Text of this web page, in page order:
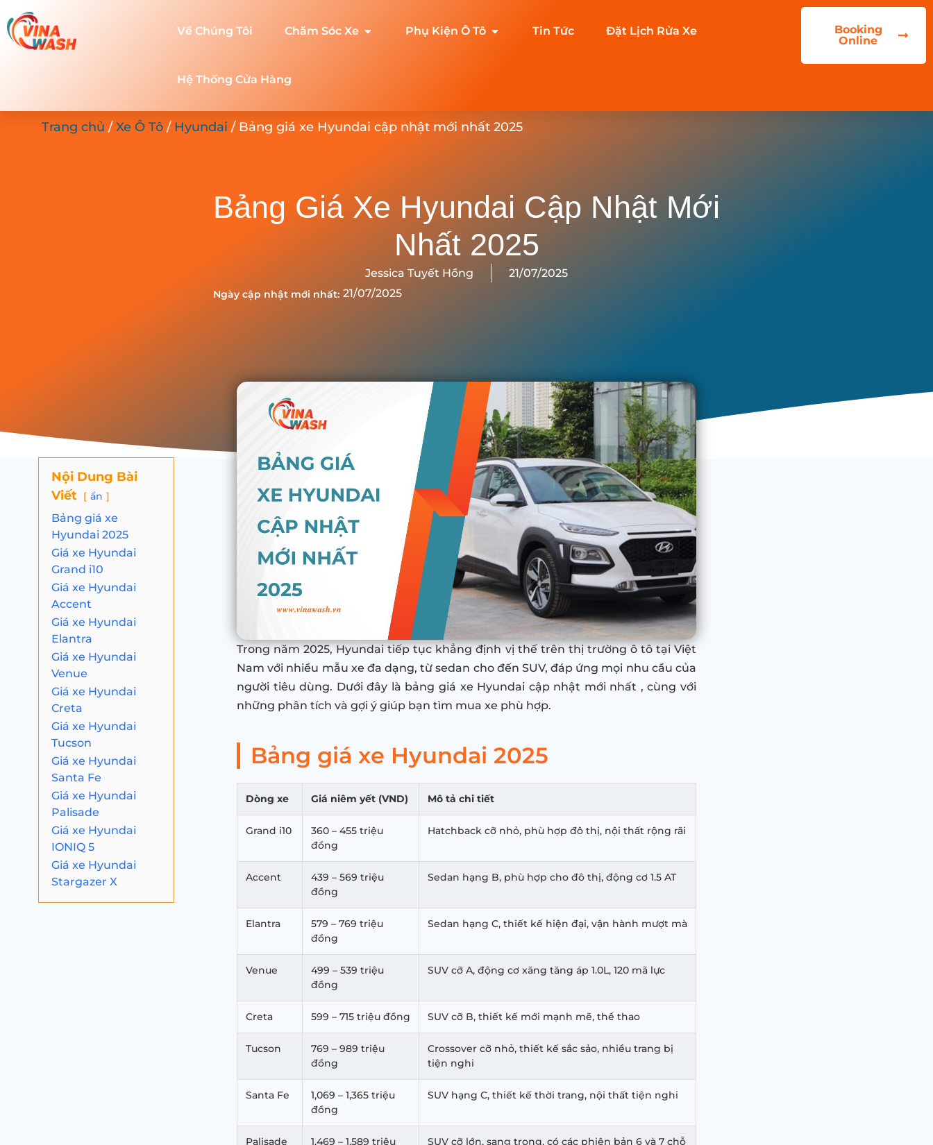
Về Chúng Tôi Chăm Sóc Xe Phụ Kiện Ô Tô Tin Tức Đặt Lịch Rửa Xe
Hệ Thống Cửa Hàng
Booking
Online
Trang chủ /Xe Ô Tô / Hyundai / Bảng giá xe Hyundai cập nhật mới nhất 2025
Bảng Giá Xe Hyundai Cập Nhật Mới
Nhất 2025
Jessica Tuyết Hồng 21/07/2025
Ngày cập nhật mới nhất: 21/07/2025
Nội Dung Bài
Viết
ẩn
Bảng giá xe
Hyundai 2025
Giá xe Hyundai
Grand i10
Giá xe Hyundai
Accent
Giá xe Hyundai
Elantra
Giá xe Hyundai
Venue
Giá xe Hyundai
Creta
Giá xe Hyundai
Tucson
Giá xe Hyundai
Santa Fe
Giá xe Hyundai
Palisade
Giá xe Hyundai
IONIQ 5
Giá xe Hyundai
Stargazer X
Trong năm 2025, Hyundai tiếp tục khẳng định vị thế trên thị trường ô tô tại Việt
Nam với nhiều mẫu xe đa dạng, từ sedan cho đến SUV, đáp ứng mọi nhu cầu của
người tiêu dùng. Dưới đây là bảng giá xe Hyundai cập nhật mới nhất , cùng với
những phân tích và gợi ý giúp bạn tìm mua xe phù hợp.
Bảng giá xe Hyundai 2025
Dòng xe Giá niêm yết (VND) Mô tả chi tiết
Grand i10
360 – 455 triệu
đồng
Hatchback cỡ nhỏ, phù hợp đô thị, nội thất rộng rãi
Accent
439 – 569 triệu
đồng
Sedan hạng B, phù hợp cho đô thị, động cơ 1.5 AT
Elantra
579 – 769 triệu
đồng
Sedan hạng C, thiết kế hiện đại, vận hành mượt mà
Venue
499 – 539 triệu
đồng
SUV cỡ A, động cơ xăng tăng áp 1.0L, 120 mã lực
Creta 599 – 715 triệu đồng SUV cỡ B, thiết kế mới mạnh mẽ, thể thao
Tucson
769 – 989 triệu
đồng
Crossover cỡ nhỏ, thiết kế sắc sảo, nhiều trang bị
tiện nghi
Santa Fe
1,069 – 1,365 triệu
đồng
SUV hạng C, thiết kế thời trang, nội thất tiện nghi
Palisade
1,469 – 1,589 triệu
SUV cỡ lớn, sang trọng, có các phiên bản 6 và 7 chỗ